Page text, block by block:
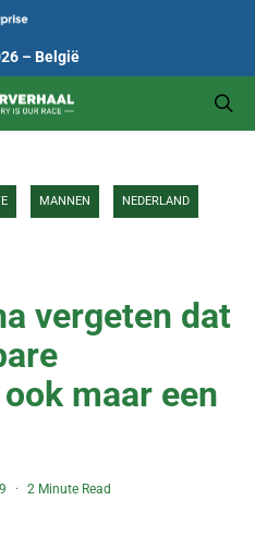
– België
MANNEN NEDERLAND
vergeten dat
maar een
2 Minute Read